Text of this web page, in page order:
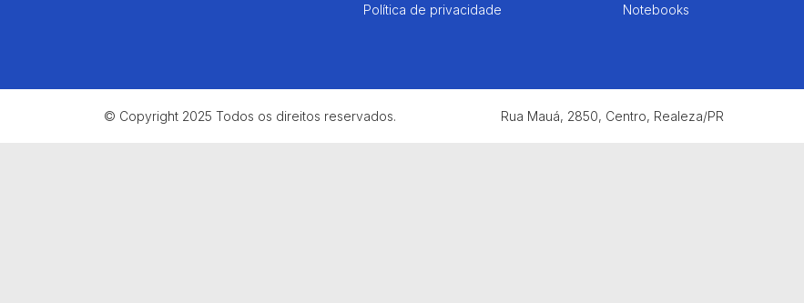
Política de privacidade
Notebooks
© Copyright 2025 Todos os direitos reservados. Rua Mauá, 2850, Centro, Realeza/PR